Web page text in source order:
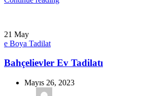
21 May
e Boya Tadilat
Bahçelievler Ev Tadilatı
Mayıs 26, 2023